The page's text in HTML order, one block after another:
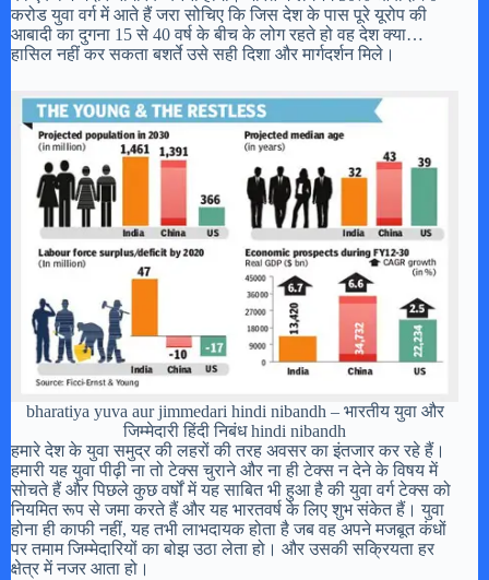
करोड युवा वर्ग में आते हैं जरा सोचिए कि जिस देश के पास पूरे यूरोप की
आबादी का दुगना 15 से 40 वर्ष के बीच के लोग रहते हो वह देश क्या…
हासिल नहीं कर सकता बशर्ते उसे सही दिशा और मार्गदर्शन मिले।
bharatiya yuva aur jimmedari hindi nibandh – भारतीय युवा और
जिम्मेदारी हिंदी निबंध hindi nibandh
हमारे देश के युवा समुद्र की लहरों की तरह अवसर का इंतजार कर रहे हैं।
हमारी यह युवा पीढ़ी ना तो टेक्स चुराने और ना ही टेक्स न देने के विषय में
सोचते हैं और पिछले कुछ वर्षों में यह साबित भी हुआ है की युवा वर्ग टेक्स को
नियमित रूप से जमा करते हैं और यह भारतवर्ष के लिए शुभ संकेत हैं। युवा
होना ही काफी नहीं, यह तभी लाभदायक होता है जब वह अपने मजबूत कंधों
पर तमाम जिम्मेदारियों का बोझ उठा लेता हो। और उसकी सक्रियता हर
क्षेत्र में नजर आता हो।